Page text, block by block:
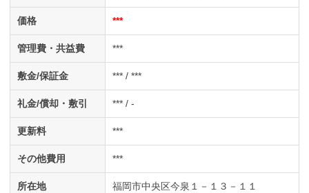
価格 ***
管理費・共益費 ***
敷金/保証金 *** / ***
礼金/償却・敷引 *** / -
更新料 ***
その他費用 ***
所在地 福岡市中央区今泉１－１３－１１